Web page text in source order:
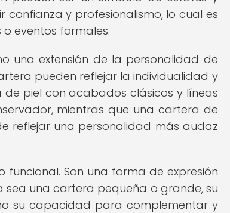
y profesionalismo, lo cual es
eventos formales.
una extensión de la personalidad de
pueden reflejar la individualidad y
piel con acabados clásicos y líneas
mientras que una cartera de
reflejar una personalidad más audaz
Son una forma de expresión
sea una cartera pequeña o grande, su
su capacidad para complementar y